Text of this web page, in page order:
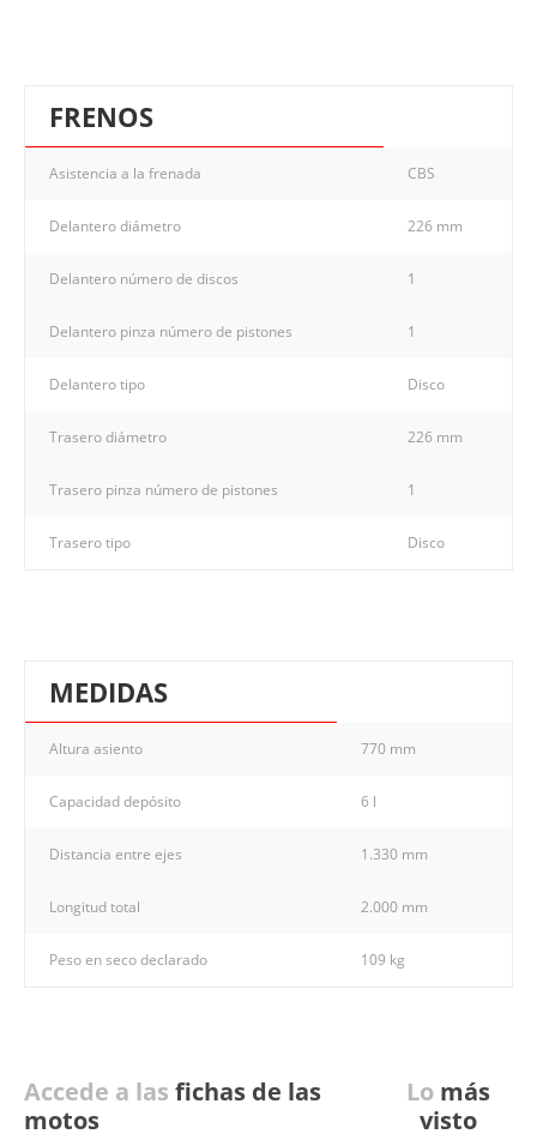
FRENOS
Asistencia a la frenada CBS
Delantero diámetro 226 mm
Delantero número de discos 1
Delantero pinza número de pistones 1
Delantero tipo Disco
Trasero diámetro 226 mm
Trasero pinza número de pistones 1
Trasero tipo Disco
MEDIDAS
Altura asiento 770 mm
Capacidad depósito 6 l
Distancia entre ejes 1.330 mm
Longitud total 2.000 mm
Peso en seco declarado 109 kg
Accede a las fichas de las
motos
Lo más
visto